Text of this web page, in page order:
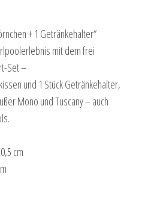
+ 1 Getränkehalter“
mit dem frei
Set –
und 1 Stück Getränkehalter,
Mono und Tuscany – auch
cm